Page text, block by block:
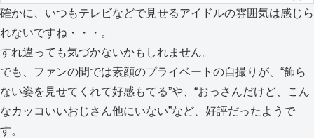
確かに、いつもテレビなどで見せるアイドルの雰囲気は感じら
れないですね・・・。
すれ違っても気づかないかもしれません。
でも、ファンの間では素顔のプライベートの自撮りが、“飾ら
ない姿を見せてくれて好感もてる”や、“おっさんだけど、こん
なカッコいいおじさん他にいない”など、好評だったようで
す。